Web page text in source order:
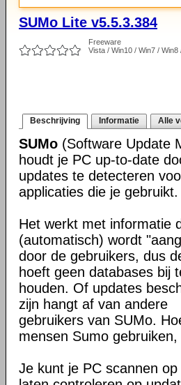
SUMo Lite v5.5.3.384
Freeware
Vista / Win10 / Win7 / Win8
Beschrijving Informatie Alle
SUMo (Software Update
houdt je PC up-to-date
updates te detecteren
applicaties die je gebruikt.
Het werkt met informatie
(automatisch) wordt
door de gebruikers, dus
hoeft geen databases bij
houden. Of updates
zijn hangt af van andere
gebruikers van SUMo.
mensen Sumo
Je kunt je PC scannen